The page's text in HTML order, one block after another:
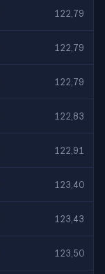
122,79
122,79
122,79
122,83
122,91
123,40
123,43
123,50